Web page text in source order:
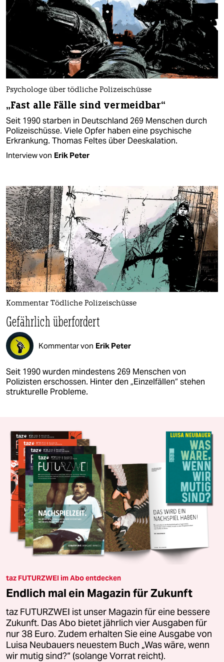
Psychologe über tödliche Polizeischüsse
„Fast alle Fälle sind vermeidbar“
Seit 1990 starben in Deutschland 269 Menschen durch
Polizeischüsse. Viele Opfer haben eine psychische
Erkrankung. Thomas Feltes über Deeskalation.
Interview von Erik Peter
Kommentar Tödliche Polizeischüsse
Gefährlich überfordert
Kommentar von Erik Peter
Seit 1990 wurden mindestens 269 Menschen von
Polizisten erschossen. Hinter den „Einzelfällen“ stehen
strukturelle Pro­bleme.
taz FUTURZWEI im Abo entdecken
Endlich mal ein Magazin für Zukunft
taz FUTURZWEI ist unser Magazin für eine bessere
Zukunft. Das Abo bietet jährlich vier Ausgaben für
nur 38 Euro. Zudem erhalten Sie eine Ausgabe von
Luisa Neubauers neuestem Buch „Was wäre, wenn
wir mutig sind?“ (solange Vorrat reicht).